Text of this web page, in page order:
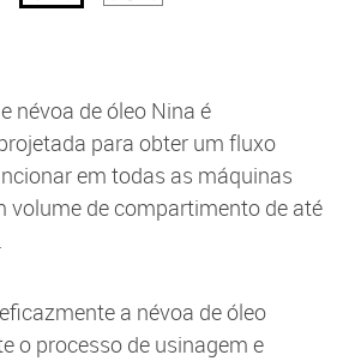
névoa de óleo Nina é
para obter um fluxo
em todas as máquinas
volume de compartimento de até
a névoa de óleo
o processo de usinagem e